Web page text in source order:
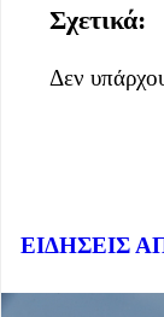
Σχετικά:
Δεν
ΕΙΔΗΣΕΙΣ